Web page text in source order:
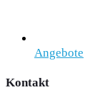
Angebote
Kontakt